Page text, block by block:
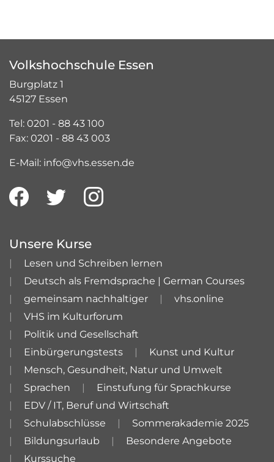
Volkshochschule Essen
Burgplatz 1
45127 Essen
Tel: 0201 - 88 43 100
Fax: 0201 - 88 43 003
E-Mail: info@vhs.essen.de
Unsere Kurse
Lesen und Schreiben lernen
Deutsch als Fremdsprache | German Courses
gemeinsam nachhaltiger
vhs.online
VHS im Kulturforum
Politik und Gesellschaft
Einbürgerungstests
Kunst und Kultur
Mensch, Gesundheit, Natur und Umwelt
Sprachen
Einstufung für Sprachkurse
EDV / IT, Beruf und Wirtschaft
Schulabschlüsse
Sommerakademie 2025
Bildungsurlaub
Besondere Angebote
Kurssuche